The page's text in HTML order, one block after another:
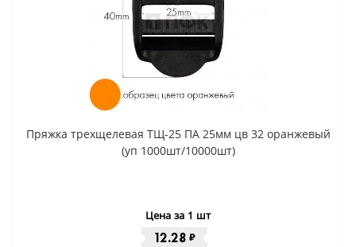
Пряжка трехщелевая ТЩ-25 ПА 25мм цв 32 оранжевый
(уп 1000шт/10000шт)
Цена за 1 шт
12.28 ₽